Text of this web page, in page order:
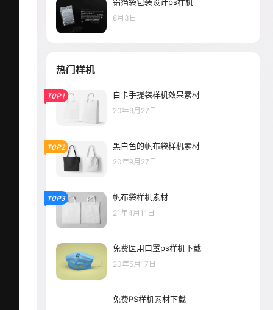
8月3日
热门样机
TOP1 白卡手提袋样机效果素材
20年9月27日
TOP2 黑白色的帆布袋样机素材
20年9月27日
TOP3 帆布袋样机素材
21年4月11日
免费医用口罩ps样机下载
20年5月17日
免费PS样机素材下载